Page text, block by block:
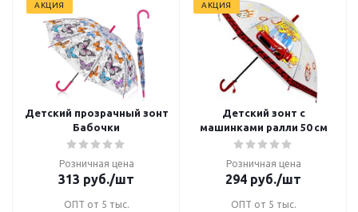
АКЦИЯ
Детский прозрачный зонт
Бабочки
Розничная цена
313 руб./шт
ОПТ от 5 тыс.
АКЦИЯ
Детский зонт с
машинками ралли 50 см
Розничная цена
294 руб./шт
ОПТ от 5 тыс.